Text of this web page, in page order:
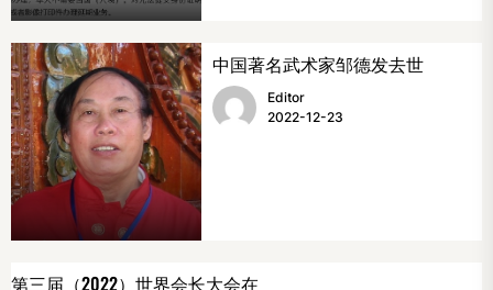
中国著名武术家邹德发去世
Editor
2022-12-23
第三届（2022）世界会长大会在